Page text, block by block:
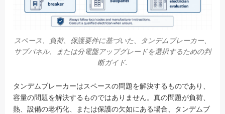
スペース、負荷、保護要件に基づいた、タンデムブレーカー、
サブパネル、または分電盤アップグレードを選択するための判
断ガイド.
タンデムブレーカーはスペースの問題を解決するものであり、
容量の問題を解決するものではありません。真の問題が負荷、
熱、設備の老朽化、または保護の欠如にある場合、タンデムブ